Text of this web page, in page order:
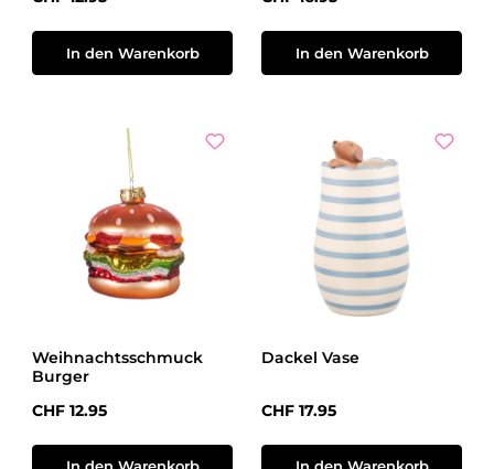
In den Warenkorb In den Warenkorb
Weihnachtsschmuck
Burger
Regulärer Preis:
CHF 12.95
Dackel Vase
Regulärer Preis:
CHF 17.95